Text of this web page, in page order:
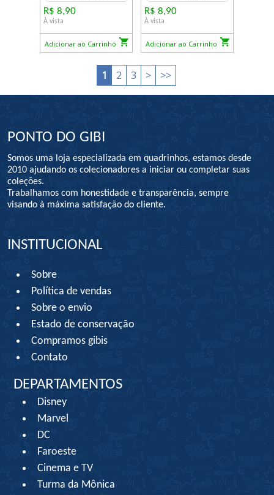
R$ 8,90
À vista
Adicionar ao Carrinho
R$ 8,90
À vista
Adicionar ao Carrinho
1 2 3 > >>
PONTO DO GIBI
Somos uma loja especializada em quadrinhos, estamos desde
2010 ajudando os colecionadores a iniciar ou completar suas
coleções.
Trabalhamos com honestidade e transparência, sempre
visando à máxima satisfação do cliente.
INSTITUCIONAL
Sobre
Política de vendas
Sobre o envio
Estado de conservação
Compramos gibis
Contato
DEPARTAMENTOS
Disney
Marvel
DC
Faroeste
Cinema e TV
Turma da Mônica